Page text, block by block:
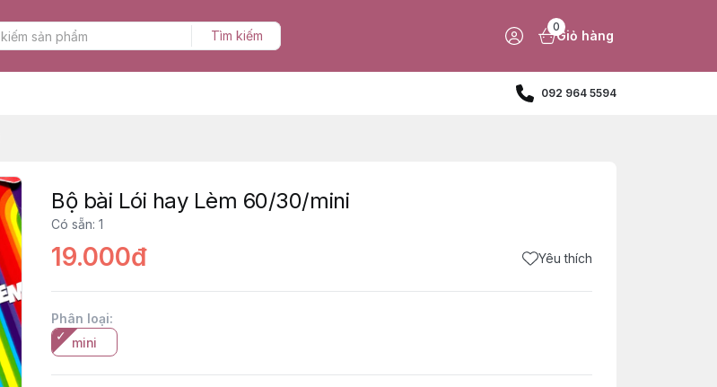
Tìm kiếm
0
Giỏ hàng
092 964 5594
Bộ bài Lói hay Lèm 60/30/mini
Có sẵn: 1
19.000đ Yêu thích
Phân loại:
mini